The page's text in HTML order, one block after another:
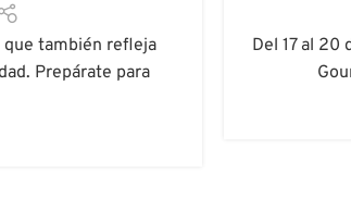
que también refleja
Prepárate para
Del 17 al